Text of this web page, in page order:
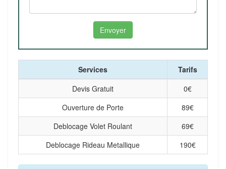
Services
Tarifs
Devis Gratuit
0€
Ouverture de Porte
89€
Deblocage Volet Roulant
69€
Deblocage Rideau Metallique
190€